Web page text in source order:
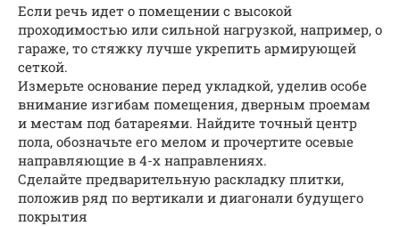
Если речь идет о помещении с высокой
проходимостью или сильной нагрузкой, например, о
гараже, то стяжку лучше укрепить армирующей
сеткой.
Измерьте основание перед укладкой, уделив особе
внимание изгибам помещения, дверным проемам
и местам под батареями. Найдите точный центр
пола, обозначьте его мелом и прочертите осевые
направляющие в 4-х направлениях.
Сделайте предварительную раскладку плитки,
положив ряд по вертикали и диагонали будущего
покрытия